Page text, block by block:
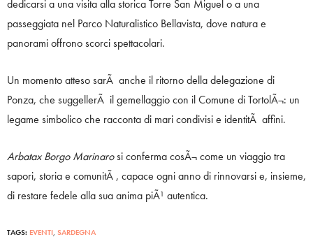
dedicarsi a una visita alla storica Torre San Miguel o a una
passeggiata nel Parco Naturalistico Bellavista, dove natura e
panorami offrono scorci spettacolari.
Un momento atteso sarÃ anche il ritorno della delegazione di
Ponza, che suggellerÃ il gemellaggio con il Comune di TortolÃ¬: un
legame simbolico che racconta di mari condivisi e identitÃ affini.
Arbatax Borgo Marinarosi conferma cosÃ¬ come un viaggio tra
sapori, storia e comunitÃ , capace ogni anno di rinnovarsi e, insieme,
di restare fedele alla sua anima piÃ¹ autentica.
TAGS: EVENTI SARDEGNA